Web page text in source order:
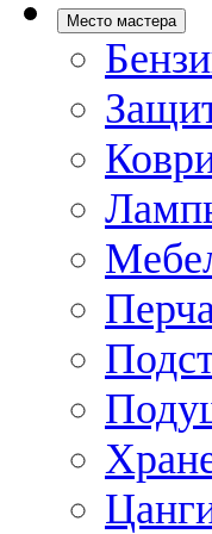
Место мастера